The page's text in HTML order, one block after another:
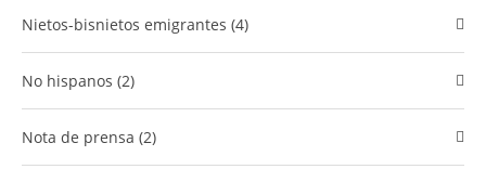
nietos-bisnietos emigrantes (4)
no hispanos (2)
Nota de prensa (2)